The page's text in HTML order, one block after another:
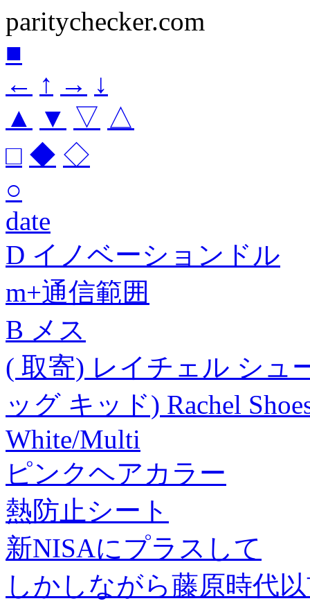
paritychecker.com
■
← ↑ → ↓
▲
▼ ▽ △
□ ◆ ◇
○
date
D イノベーションドル
m+通信範囲
B メス
( 取寄) レイチェル シュ
ッグ キッド) Rachel
White/Multi
ピンクヘアカラー
熱防止シート
新NISAにプラスして
しかしながら藤原時代